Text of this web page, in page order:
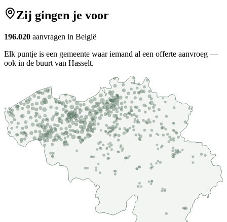
Zij gingen je voor
196.020 aanvragen in België
Elk puntje is een gemeente waar iemand al een offerte aanvroeg —
ook in de buurt van Hasselt.